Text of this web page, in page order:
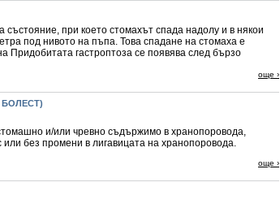
при което стомахът спада надолу и в някои
под нивото на пъпа. Това спадане на стомаха е
Придобитата гастроптоза се появява след бързо
още ›
БОЛЕСТ)
и/или чревно съдържимо в хранопоровода,
без промени в лигавицата на хранопоровода.
още ›